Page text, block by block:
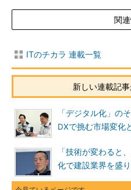
関
ITのチカラ 連載一覧
新しい連載記
「デジタル化」の
DXで挑む市場変化
「技術が変わると
化で建設業界を盛